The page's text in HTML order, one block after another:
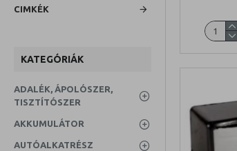
CIMKÉK
KATEGÓRIÁK
ADALÉK, ÁPOLÓSZER,
TISZTÍTÓSZER
AKKUMULÁTOR
AUTÓALKATRÉSZ